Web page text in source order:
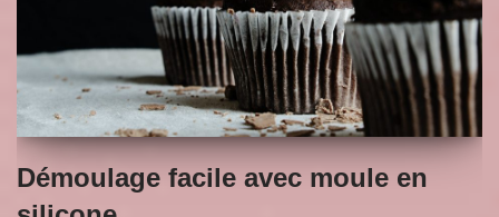
Démoulage facile avec moule en